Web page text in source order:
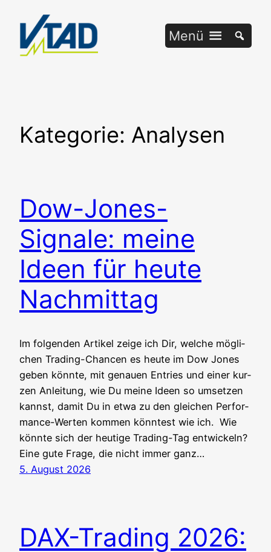
springen
Menü
Kategorie: Analysen
Dow-Jones-
Signale: meine
Ideen für heute
Nachmittag
Im fol­gen­den Arti­kel zei­ge ich Dir, wel­che mög­li­
chen Tra­ding-Chan­cen es heu­te im Dow Jones
geben könn­te, mit genau­en Ent­ries und einer kur­
zen Anlei­tung, wie Du mei­ne Ideen so umset­zen
kannst, damit Du in etwa zu den glei­chen Per­for­
mance-Wer­ten kom­men könn­test wie ich. Wie
könn­te sich der heu­ti­ge Tra­ding-Tag entwickeln?
Eine gute Fra­ge, die nicht immer ganz…
5. August 2026
DAX-Trading 2026: